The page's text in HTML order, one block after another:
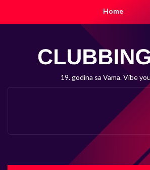
Home
19. godina sa Vama. Vibe